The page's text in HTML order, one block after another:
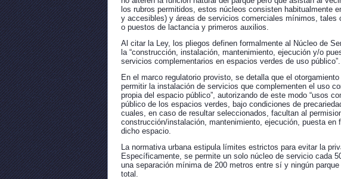
los rubros permitidos, estos núcleos consisten habitualmente
y accesibles) y áreas de servicios comerciales mínimos,
o puestos de lactancia y primeros auxilios.
Al citar la Ley, los pliegos definen formalmente al Núcleo de
la “construcción, instalación, mantenimiento, ejecución y/o
servicios complementarios en espacios verdes de uso público”.
En el marco regulatorio provisto, se detalla que el
permitir la instalación de servicios que complementen el uso
propia del espacio público”, autorizando de este modo “usos
público de los espacios verdes, bajo condiciones de
cuales, en caso de resultar seleccionados, facultan al
construcción/instalación, mantenimiento, ejecución, puesta en
dicho espacio.
La normativa urbana estipula límites estrictos para evitar la
Específicamente, se permite un solo núcleo de servicio cada
una separación mínima de 200 metros entre sí y ningún
total.